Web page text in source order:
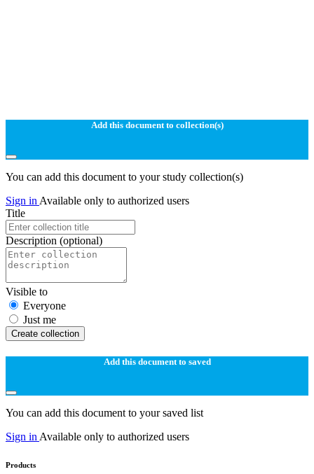
Add this document to collection(s)
You can add this document to your study collection(s)
Sign in Available only to authorized users
Title
Description (optional)
Visible to
Everyone
Just me
Create collection
Add this document to saved
You can add this document to your saved list
Sign in Available only to authorized users
Products